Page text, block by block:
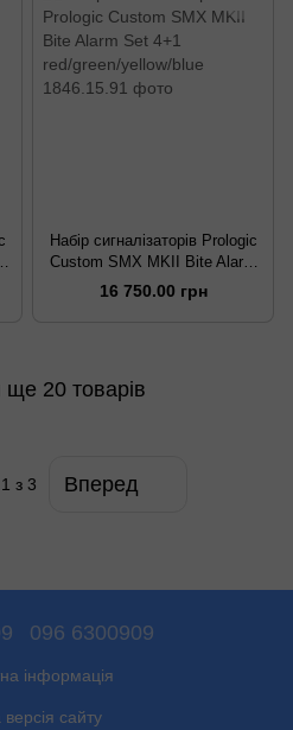
Набір сигналізаторів Prologic
Custom SMX MKII Bite Alarm
Set 4+1 red/green/yellow/blue
16 750.00 грн
ще 20 товарів
1 з 3 Вперед
096 6300909
інформація
сайту